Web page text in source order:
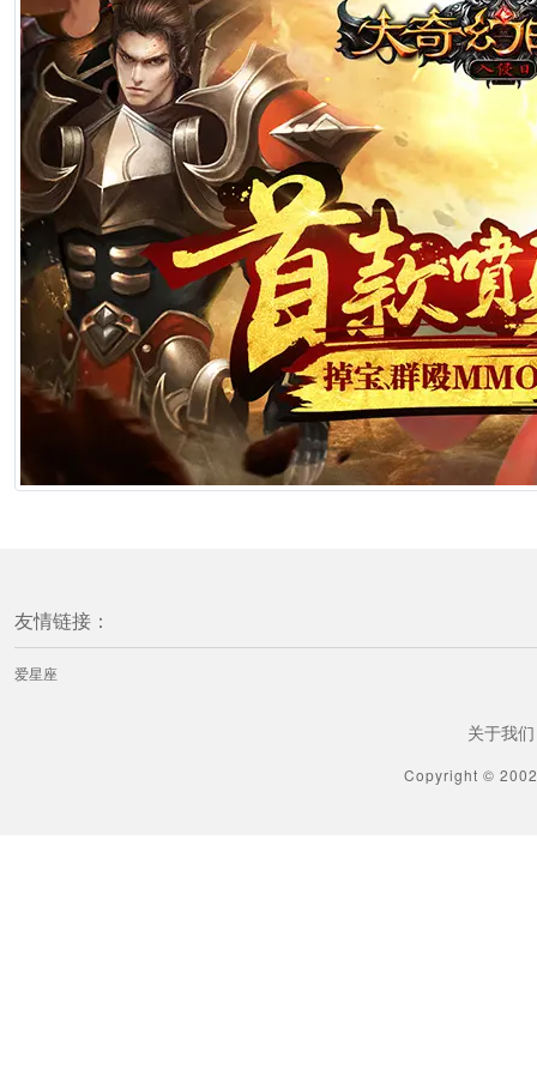
友情链接：
爱星座
关于我们
Copyright ©